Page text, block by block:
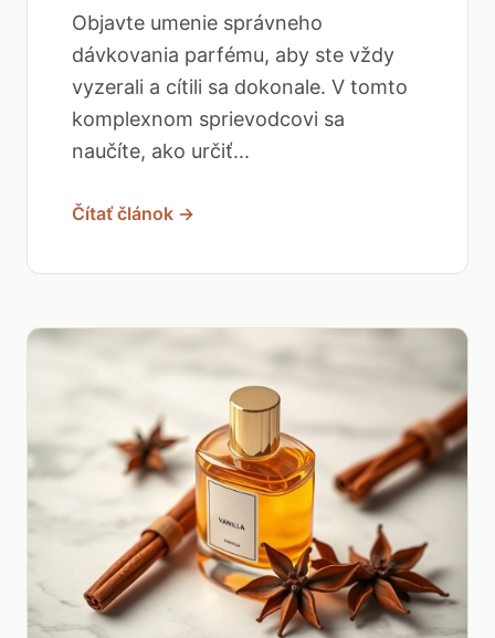
Objavte umenie správneho
dávkovania parfému, aby ste vždy
vyzerali a cítili sa dokonale. V tomto
komplexnom sprievodcovi sa
naučíte, ako určiť...
Čítať článok →